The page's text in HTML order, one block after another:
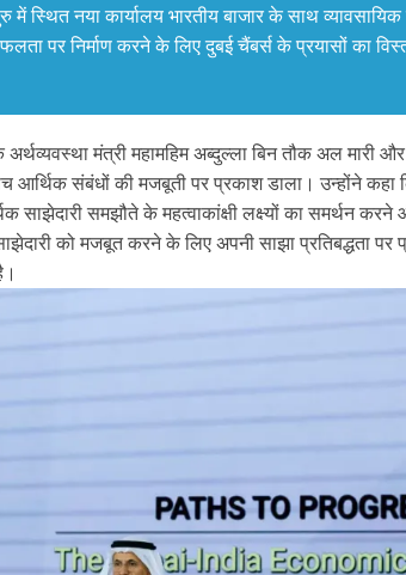
स्थित नया कार्यालय भारतीय बाजार के साथ
पर निर्माण करने के लिए दुबई चैंबर्स के प्रयासों का
मंत्री महामहिम अब्दुल्ला बिन तौक अल मारी
आर्थिक संबंधों की मजबूती पर प्रकाश डाला। उन्होंने कहा
साझेदारी समझौते के महत्वाकांक्षी लक्ष्यों का समर्थन
को मजबूत करने के लिए अपनी साझा प्रतिबद्धता